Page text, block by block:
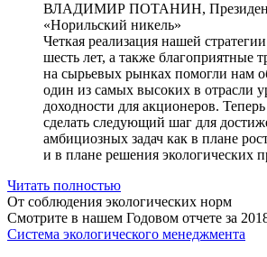
ВЛАДИМИР ПОТАНИН,
«Норильский никель»
Четкая реализация нашей
шесть лет, а также благоприятные
на сырьевых рынках помогли нам
один из самых высоких в отрасли
доходности для акционеров.
сделать следующий шаг для
амбициозных задач как в плане
и в плане решения экологических
Читать полностью
От соблюдения экологических норм
Смотрите в нашем Годовом отчете за
Система экологического менеджмента